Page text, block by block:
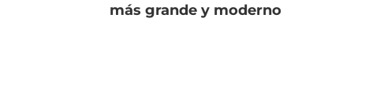
más grande y moderno